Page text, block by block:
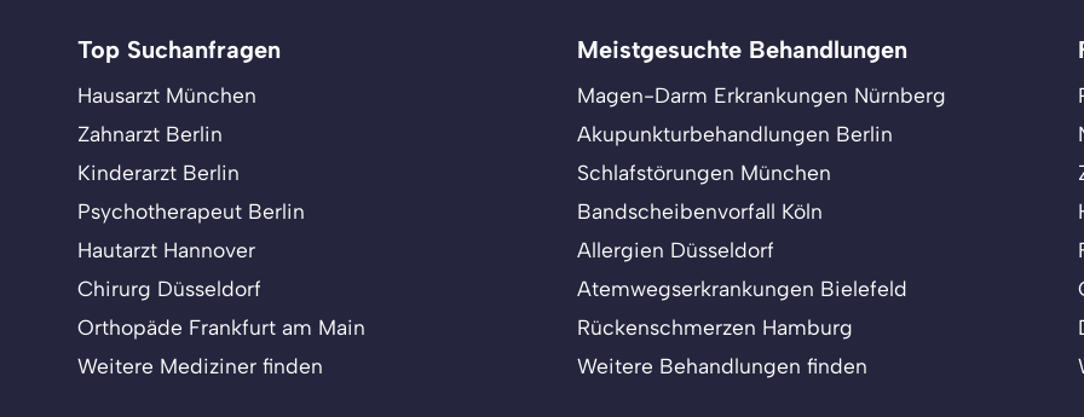
Top Suchanfragen
Hausarzt München
Zahnarzt Berlin
Kinderarzt Berlin
Psychotherapeut Berlin
Hautarzt Hannover
Chirurg Düsseldorf
Orthopäde Frankfurt am Main
Weitere Mediziner finden
Meistgesuchte Behandlungen
Magen-Darm Erkrankungen Nürnberg
Akupunkturbehandlungen Berlin
Schlafstörungen München
Bandscheibenvorfall Köln
Allergien Düsseldorf
Atemwegserkrankungen Bielefeld
Rückenschmerzen Hamburg
Weitere Behandlungen finden